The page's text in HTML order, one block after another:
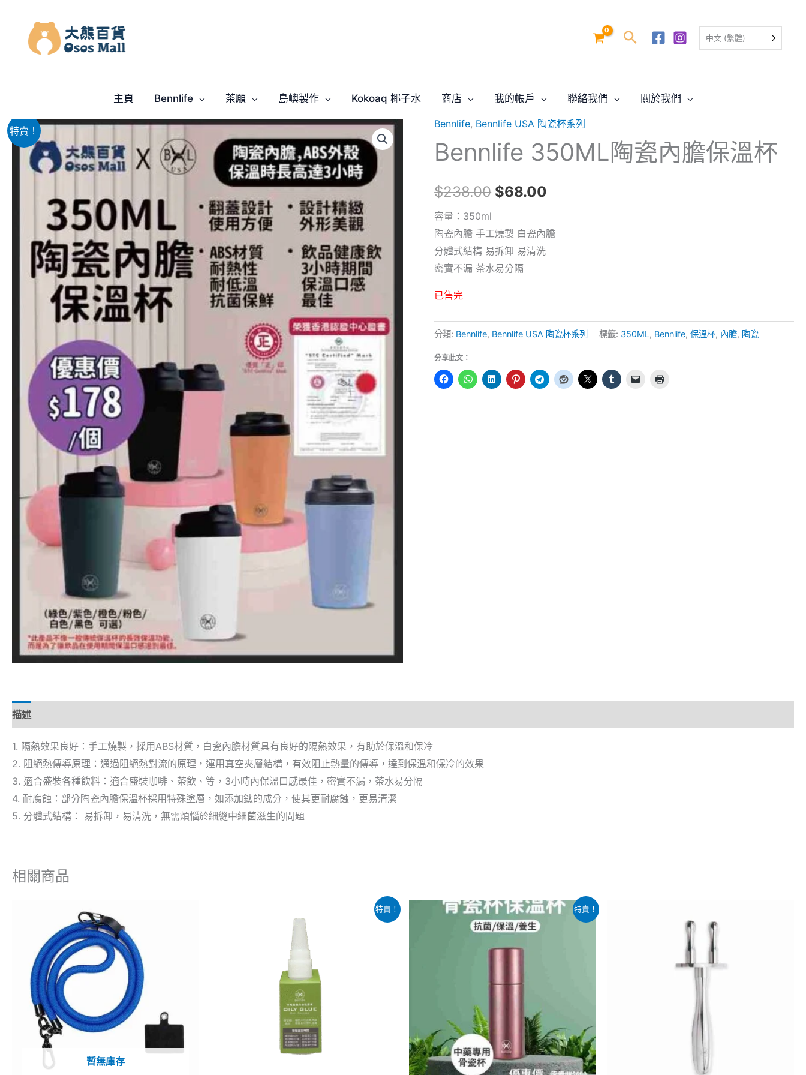
中文 (繁體)
主頁 Bennlife 茶願 島嶼製作 Kokoaq 椰子水 商店 我的帳戶 聯絡我們 關於我們
特賣！
Bennlife, Bennlife USA 陶瓷杯系列
Bennlife 350ML陶瓷內膽保溫杯
$238.00
原
始
價
$238.00。
$68.00
目
前
$68.00。
容量：350ml
陶瓷內膽 手工燒製 白瓷內膽
分體式結構 易拆卸 易清洗
密實不漏 茶水易分隔
已售完
分類: Bennlife, Bennlife USA 陶瓷杯系列 標籤: 350ML, Bennlife,保溫杯, 內膽, 陶瓷
分享此文：
描述
1. 隔熱效果良好：手工燒製，採用ABS材質，白瓷內膽材質具有良好的隔熱效果，有助於保溫和保冷
2. 阻絕熱傳導原理：通過阻絕熱對流的原理，運用真空夾層結構，有效阻止熱量的傳導，達到保溫和保冷的效果
3. 適合盛裝各種飲料：適合盛裝咖啡、茶飲、等，3小時內保溫口感最佳，密實不漏，茶水易分隔
4. 耐腐蝕：部分陶瓷內膽保溫杯採用特殊塗層，如添加鈦的成分，使其更耐腐蝕，更易清潔
5. 分體式結構： 易拆卸，易清洗，無需煩惱於細縫中細菌滋生的問題
相關商品
暫無庫存
產
品
有
多
款
式。
在
特賣！
$38.00。
格：
$15.00。
特賣！
原
始
$680.00。
目
前
價
$498.00。
此
產
可
在